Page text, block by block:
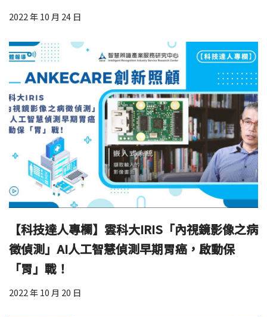
2022 年 10 月 24 日
【科技達人專欄】雲科大IRIS「內視鏡影像之病
徵偵測」AI人工智慧偵測早期胃癌，啟動保
「胃」戰！
2022 年 10 月 20 日